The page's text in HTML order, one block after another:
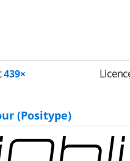
439×
(Positype)